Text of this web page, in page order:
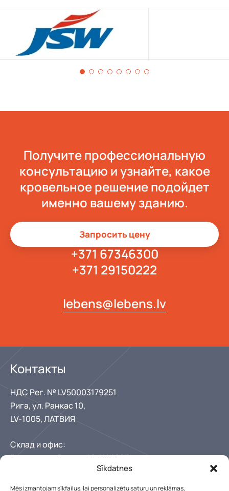
Sīkdatnes
Mēs izmantojam sīkfailus, lai personalizētu saturu un reklāmas,
Получите профессиональную
консультацию и узнайте, какое
кровельное решение подойдет
именно вашему зданию.
Запросить цену
+371 67346300
+371 29150222
lebens@lebens.lv
Контакты
НДС Рег. № LV50003179251
Рига, ул. Ранкас 10,
LV-1005, ЛАТВИЯ
Склад и офис:
Рига, улица Ранкас 10, LV-1005
+371 29150222